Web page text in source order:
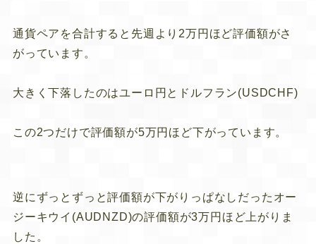
通貨ペアを合計すると先週より2万円ほど評価額がさ
がっています。
大きく下落したのはユーロ円とドルフラン(USDCHF)
この2つだけで評価額が5万円ほど下がっています。
逆にずっとずっと評価額が下がりっぱなしだったオー
ジーキウイ(AUDNZD)の評価額が3万円ほど上がりま
した。